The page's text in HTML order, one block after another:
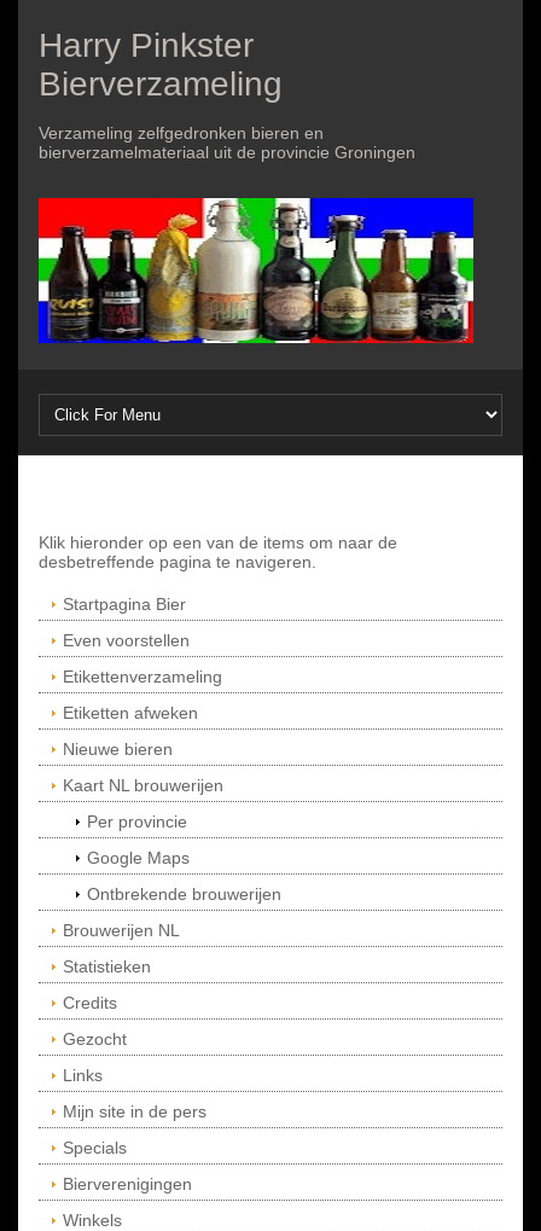
Harry Pinkster
Bierverzameling
Verzameling zelfgedronken bieren en
bierverzamelmateriaal uit de provincie Groningen
Klik hieronder op een van de items om naar de
desbetreffende pagina te navigeren.
Startpagina Bier
Even voorstellen
Etikettenverzameling
Etiketten afweken
Nieuwe bieren
Kaart NL brouwerijen
Per provincie
Google Maps
Ontbrekende brouwerijen
Brouwerijen NL
Statistieken
Credits
Gezocht
Links
Mijn site in de pers
Specials
Bierverenigingen
Winkels